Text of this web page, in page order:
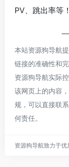
PV、跳出率等！
本站资源狗导航
链接的准确性和
资源狗导航实际
该网页上的内容
规，可以直接联
何责任。
资源狗导航致力于优